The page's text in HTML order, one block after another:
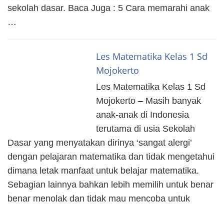
sekolah dasar. Baca Juga : 5 Cara memarahi anak
…
Les Matematika Kelas 1 Sd
Mojokerto
Les Matematika Kelas 1 Sd
Mojokerto – Masih banyak
anak-anak di Indonesia
terutama di usia Sekolah
Dasar yang menyatakan dirinya ‘sangat alergi’
dengan pelajaran matematika dan tidak mengetahui
dimana letak manfaat untuk belajar matematika.
Sebagian lainnya bahkan lebih memilih untuk benar
benar menolak dan tidak mau mencoba untuk